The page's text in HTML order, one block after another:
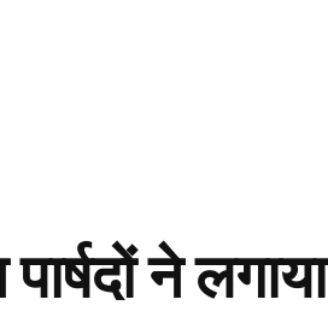
ने लगाया